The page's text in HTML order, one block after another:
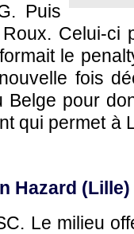
Puis
Celui-ci
le
fois
pour
qui permet à
Hazard (Lille)
Le milieu